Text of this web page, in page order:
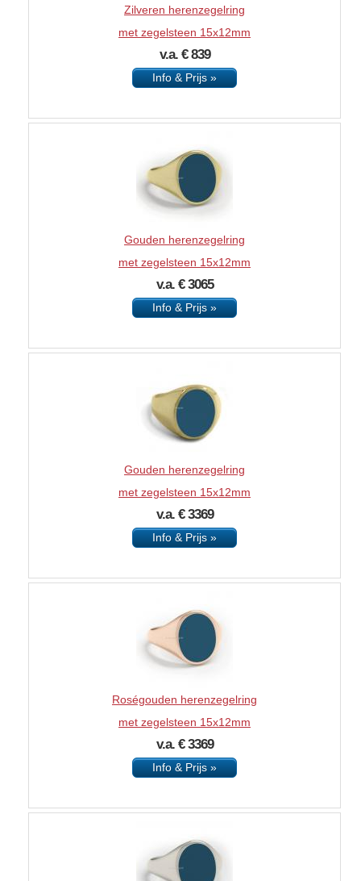
Zilveren herenzegelring
met zegelsteen 15x12mm
v.a. € 839
Info & Prijs »
Gouden herenzegelring
met zegelsteen 15x12mm
v.a. € 3065
Info & Prijs »
Gouden herenzegelring
met zegelsteen 15x12mm
v.a. € 3369
Info & Prijs »
Roségouden herenzegelring
met zegelsteen 15x12mm
v.a. € 3369
Info & Prijs »